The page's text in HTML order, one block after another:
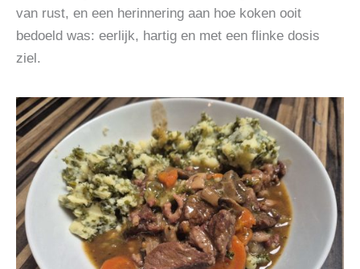
van rust, en een herinnering aan hoe koken ooit
bedoeld was: eerlijk, hartig en met een flinke dosis
ziel.